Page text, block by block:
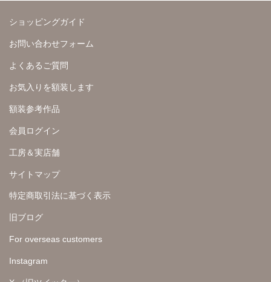
ショッピングガイド
お問い合わせフォーム
よくあるご質問
お気入りを額装します
額装参考作品
会員ログイン
工房＆実店舗
サイトマップ
特定商取引法に基づく表示
旧ブログ
For overseas customers
Instagram